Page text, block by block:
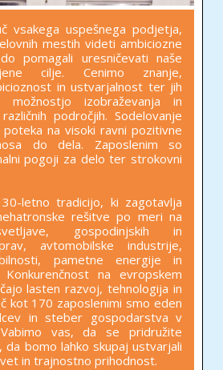
vsakega uspešnega podjetja,
mestih videti ambiciozne
pomagali uresničevati naše
cilje. Cenimo znanje,
in ustvarjalnost ter jih
možnostjo izobraževanja in
področjih. Sodelovanje
na visoki ravni pozitivne
do dela. Zaposlenim so
pogoji za delo ter strokovni
letno tradicijo, ki zagotavlja
rešitve po meri na
gospodinjskih in
avtomobilske industrije,
pametne energije in
na evropskem
lasten razvoj, tehnologija in
kot 170 zaposlenimi smo eden
in steber gospodarstva v
vas, da se pridružite
da bomo lahko skupaj ustvarjali
in trajnostno prihodnost.